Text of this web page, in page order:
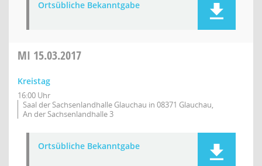
Ortsübliche Bekanntgabe
MI 15.03.2017
Kreistag
16:00 Uhr
Saal der Sachsenlandhalle Glauchau in 08371 Glauchau,
An der Sachsenlandhalle 3
Ortsübliche Bekanntgabe